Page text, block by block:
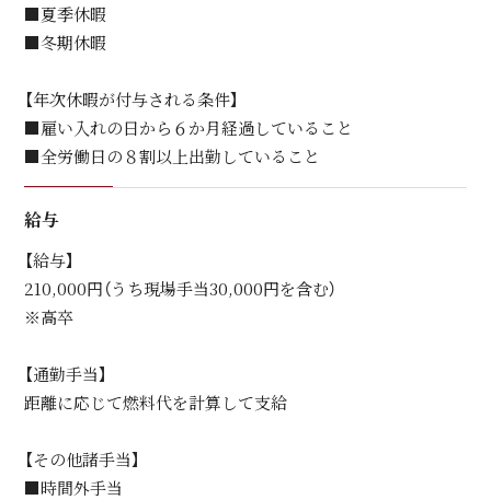
■夏季休暇
■冬期休暇
【年次休暇が付与される条件】
■雇い入れの日から６か月経過していること
■全労働日の８割以上出勤していること
給与
【給与】
210,000円（うち現場手当30,000円を含む）
※高卒
【通勤手当】
距離に応じて燃料代を計算して支給
【その他諸手当】
■時間外手当